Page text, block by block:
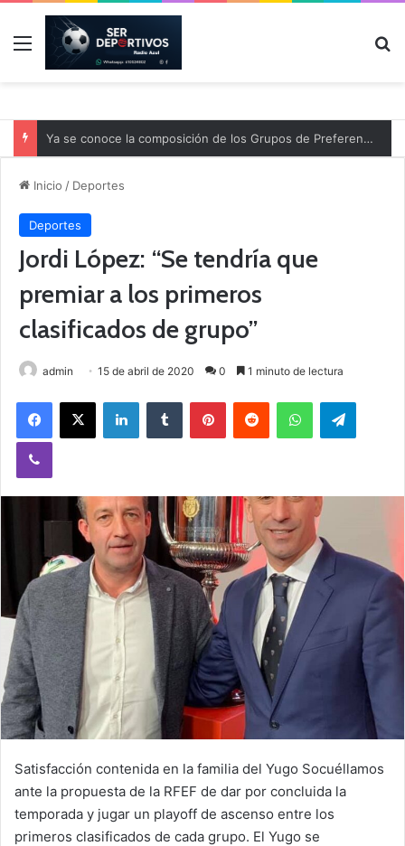
Menú
Ya se conoce la composición de los Grupos de Preferente y el calendario
Inicio / Deportes
Deportes
Jordi López: “Se tendría que
premiar a los primeros
clasificados de grupo”
admin 15 de abril de 2020 0 1 minuto de lectura
Satisfacción contenida en la familia del Yugo Socuéllamos
ante la propuesta de la RFEF de dar por concluida la
temporada y jugar un playoff de ascenso entre los
primeros clasificados de cada grupo. El Yugo se